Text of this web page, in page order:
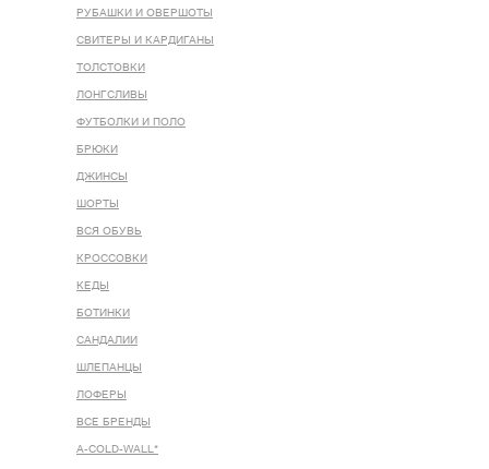
РУБАШКИ И ОВЕРШОТЫ
СВИТЕРЫ И КАРДИГАНЫ
ТОЛСТОВКИ
ЛОНГСЛИВЫ
ФУТБОЛКИ И ПОЛО
БРЮКИ
ДЖИНСЫ
ШОРТЫ
ВСЯ ОБУВЬ
КРОССОВКИ
КЕДЫ
БОТИНКИ
САНДАЛИИ
ШЛЕПАНЦЫ
ЛОФЕРЫ
ВСЕ БРЕНДЫ
A-COLD-WALL*